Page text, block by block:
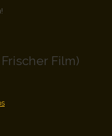
Film)